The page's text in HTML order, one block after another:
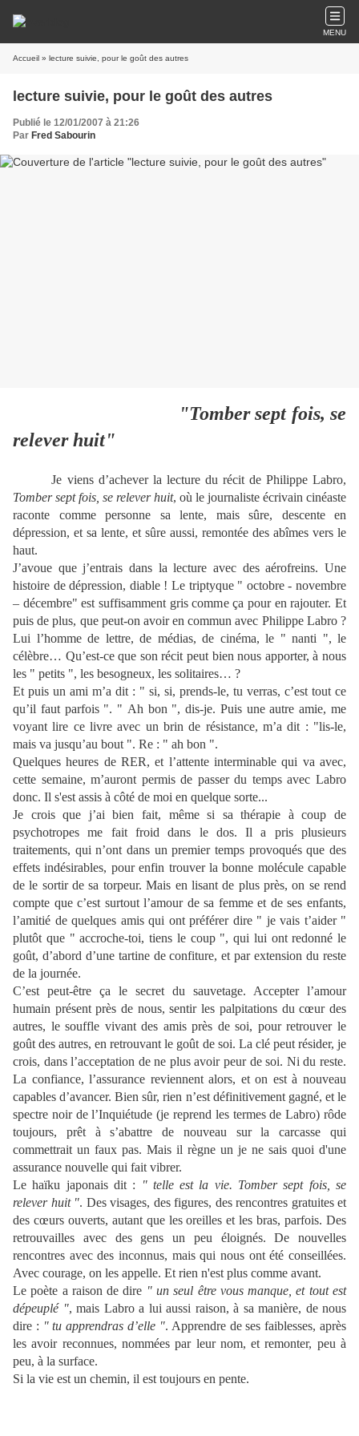
MENU
Accueil » lecture suivie, pour le goût des autres
lecture suivie, pour le goût des autres
Publié le 12/01/2007 à 21:26
Par Fred Sabourin
"Tomber sept fois, se
relever huit"
Je viens d’achever la lecture du récit de Philippe Labro,
Tomber sept fois, se relever huit, où le journaliste écrivain cinéaste
raconte comme personne sa lente, mais sûre, descente en
dépression, et sa lente, et sûre aussi, remontée des abîmes vers le
haut.
J’avoue que j’entrais dans la lecture avec des aérofreins. Une
histoire de dépression, diable ! Le triptyque " octobre - novembre
– décembre" est suffisamment gris comme ça pour en rajouter. Et
puis de plus, que peut-on avoir en commun avec Philippe Labro ?
Lui l’homme de lettre, de médias, de cinéma, le " nanti ", le
célèbre… Qu’est-ce que son récit peut bien nous apporter, à nous
les " petits ", les besogneux, les solitaires… ?
Et puis un ami m’a dit : " si, si, prends-le, tu verras, c’est tout ce
qu’il faut parfois ". " Ah bon ", dis-je. Puis une autre amie, me
voyant lire ce livre avec un brin de résistance, m’a dit : "lis-le,
mais va jusqu’au bout ". Re : " ah bon ".
Quelques heures de RER, et l’attente interminable qui va avec,
cette semaine, m’auront permis de passer du temps avec Labro
donc. Il s'est assis à côté de moi en quelque sorte...
Je crois que j’ai bien fait, même si sa thérapie à coup de
psychotropes me fait froid dans le dos. Il a pris plusieurs
traitements, qui n’ont dans un premier temps provoqués que des
effets indésirables, pour enfin trouver la bonne molécule capable
de le sortir de sa torpeur. Mais en lisant de plus près, on se rend
compte que c’est surtout l’amour de sa femme et de ses enfants,
l’amitié de quelques amis qui ont préférer dire " je vais t’aider "
plutôt que " accroche-toi, tiens le coup ", qui lui ont redonné le
goût, d’abord d’une tartine de confiture, et par extension du reste
de la journée.
C’est peut-être ça le secret du sauvetage. Accepter l’amour
humain présent près de nous, sentir les palpitations du cœur des
autres, le souffle vivant des amis près de soi, pour retrouver le
goût des autres, en retrouvant le goût de soi. La clé peut résider, je
crois, dans l’acceptation de ne plus avoir peur de soi. Ni du reste.
La confiance, l’assurance reviennent alors, et on est à nouveau
capables d’avancer. Bien sûr, rien n’est définitivement gagné, et le
spectre noir de l’Inquiétude (je reprend les termes de Labro) rôde
toujours, prêt à s’abattre de nouveau sur la carcasse qui
commettrait un faux pas. Mais il règne un je ne sais quoi d'une
assurance nouvelle qui fait vibrer.
Le haïku japonais dit :
" telle est la vie. Tomber sept fois, se
relever huit ". Des visages, des figures, des rencontres gratuites et
des cœurs ouverts, autant que les oreilles et les bras, parfois. Des
retrouvailles avec des gens un peu éloignés. De nouvelles
rencontres avec des inconnus, mais qui nous ont été conseillées.
Avec courage, on les appelle. Et rien n'est plus comme avant.
Le poète a raison de dire " un seul être vous manque, et tout est
dépeuplé ", mais Labro a lui aussi raison, à sa manière, de nous
dire : " tu apprendras d’elle ". Apprendre de ses faiblesses, après
les avoir reconnues, nommées par leur nom, et remonter, peu à
peu, à la surface.
Si la vie est un chemin, il est toujours en pente.